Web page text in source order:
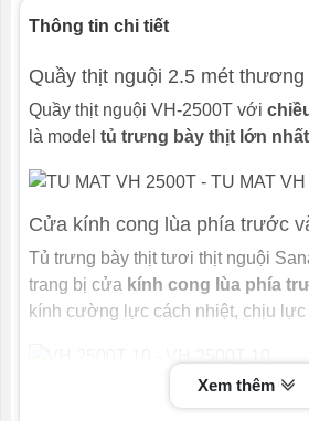
Thông tin chi tiết
Quầy thịt nguội 2.5 mét
Quầy thịt nguội VH-2500T với
là model tủ trưng bày thịt lớn nhất
Cửa kính cong lùa phía trước
Tủ trưng bày thịt tươi thịt nguội
trang bị cửa kính cong lùa phía
kính cường lực cách nhiệt, chịu lực
Dàn lạnh ống đồng nguyên chất
Xem thêm